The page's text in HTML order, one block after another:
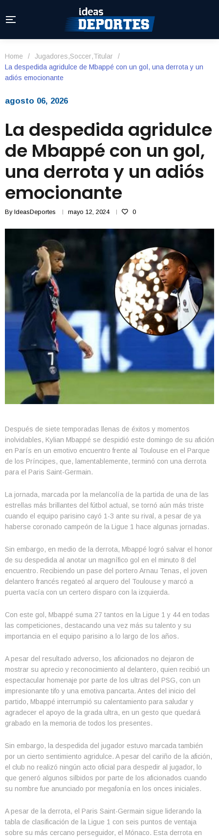
Home / Jugadores,Soccer,Titular
/
La despedida agridulce de Mbappé con un gol, una derrota y un
adiós emocionante
agosto 06, 2026
La despedida agridulce
de Mbappé con un gol,
una derrota y un adiós
emocionante
By IdeasDeportes mayo 12, 2024 0
Después de siete temporadas llenas de éxitos y momentos
inolvidables, Kylian Mbappé se despidió este domingo de su afición
en París en un emotivo encuentro frente al Toulouse en el Parque
de los Príncipes, que, lamentablemente, terminó con una derrota
para el Paris Saint-Germain.
La jornada, marcada por la melancolía de la partida de una de las
estrellas más brillantes del fútbol actual, se tornó aún más triste
cuando el equipo parisino cayó 1-3 ante su rival, a pesar de ya
haberse coronado campeón de la Ligue 1 hace algunas jornadas.
Sin embargo, en medio de la derrota, Mbappé logró salvar el honor
de su despedida al anotar un magnífico gol en el minuto 8 del
encuentro. Recibiendo un pase del portero Arnau Tenas, el joven
delantero francés regateó al arquero del Toulouse y marcó a
puerta vacía con un certero disparo con la izquierda.
Con este gol, Mbappé suma 27 tantos en la Ligue 1 y 44 en todas
las competiciones, destacando una vez más su talento y su
importancia en el equipo parisino a lo largo de los años.
A pesar del resultado adverso, los aficionados no dejaron de
mostrar su aprecio y reconocimiento al delantero, quien recibió un
espectacular homenaje por parte de los ultras del PSG, con un
impresionante tifo y una emotiva pancarta. Antes del inicio del
partido, Mbappé interrumpió su calentamiento para saludar y
agradecer el apoyo de la grada ultra, en un gesto que quedará
grabado en la memoria de todos los presentes.
Sin embargo, la despedida del jugador estuvo marcada también
por un cierto sentimiento agridulce. A pesar del cariño de la afición,
el club no realizó ningún acto oficial para despedir al jugador, lo
que generó algunos silbidos por parte de los aficionados cuando
su nombre fue anunciado por megafonía en los onces iniciales.
A pesar de la derrota, el Paris Saint-Germain sigue liderando la
tabla de clasificación de la Ligue 1 con seis puntos de ventaja
sobre su más cercano perseguidor, el Mónaco. Esta derrota en